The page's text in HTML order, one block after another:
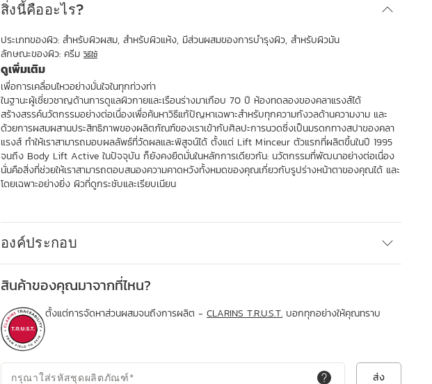
สิ่งนี้คืออะไร?
ประเภทของผิว: สำหรับผิวผสม, สำหรับผิวแห้ง, มีส่วนผสมของการบำรุงผิว, สำหรับผิวมัน
ลักษณะของผิว: ครีมวิธีใช้
ดูเพิ่มเติม
เพื่อการเคลื่อนไหวอย่างมั่นใจในทุกท่วงท่า
ในฐานะผู้เชี่ยวชาญด้านการดูแลผิวกายและเรือนร่างมาเกือบ 70 ปี ห้องทดลองของคลาแรงส์ได้
สร้างสรรค์นวัตกรรมอย่างต่อเนื่องเพื่อค้นหาวิธีแก้ปัญหาเฉพาะสำหรับทุกความกังวลด้านความงาม และ
ด้วยการผสมผสานประสิทธิภาพของผลิตภัณฑ์ของเราเข้ากับศิลปะการนวดซึ่งเป็นมรดกทางสปาของคลา
แรงส์ ทำให้เราสามารถมอบผลลัพธ์ที่วัดผลและพิสูจน์ได้ ตั้งแต่ Lift Minceur ตัวแรกที่ผลิตขึ้นในปี 1995
จนถึง Body Lift Active ในปัจจุบัน ก็ยังคงยึดมั่นในหลักการเดียวกัน: นวัตกรรมที่พัฒนาอย่างต่อเนื่อง
นั่นคือสิ่งที่ช่วยให้เราสามารถตอบสนองความคาดหวังทั้งหมดของคุณเกี่ยวกับรูปร่างหน้าตาของคุณได้ และ
โดยเฉพาะอย่างยิ่ง ผิวที่ดูกระชับและเรียบเนียน
องค์ประกอบ
สินค้าของคุณมาจากที่ไหน?
ตั้งแต่การจัดหาส่วนผสมจนถึงการผลิต - CLARINS T.R.U.S.T. บอกทุกอย่างให้คุณทราบ
กรุณาใส่รหัสชุดผลิตภัณฑ์* ส่ง